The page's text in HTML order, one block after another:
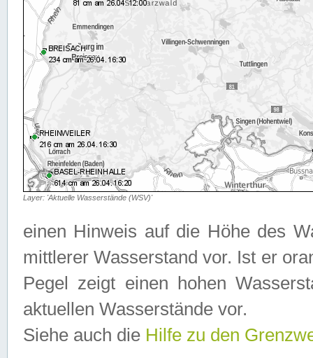
Layer: 'Aktuelle Wasserstände (WSV)'
einen Hinweis auf die Höhe des
mittlerer Wasserstand vor. Ist er
Pegel zeigt einen hohen
aktuellen Wasserstände vor.
Siehe auch die Hilfe zu den